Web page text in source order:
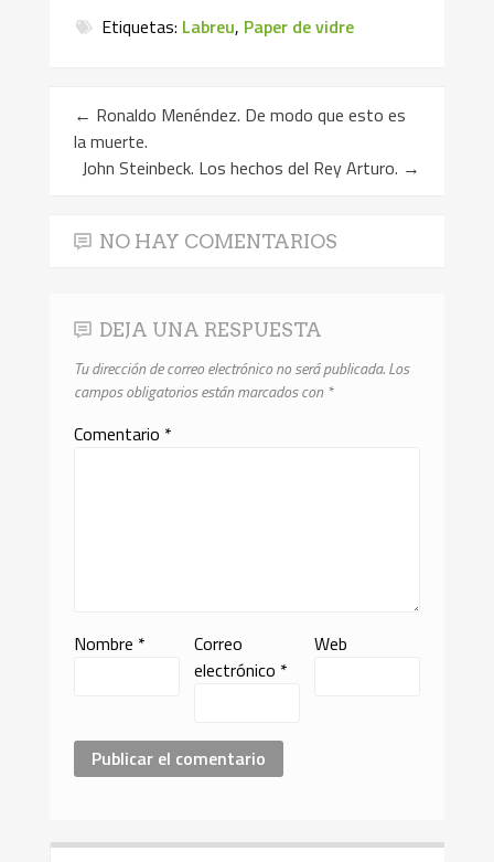
Etiquetas: Labreu, Paper de vidre
← Ronaldo Menéndez. De modo que esto es
la muerte.
John Steinbeck. Los hechos del Rey Arturo. →
NO HAY COMENTARIOS
DEJA UNA RESPUESTA
Tu dirección de correo electrónico no será publicada.Los
campos obligatorios están marcados con *
Comentario *
Nombre *
Correo
electrónico *
Web